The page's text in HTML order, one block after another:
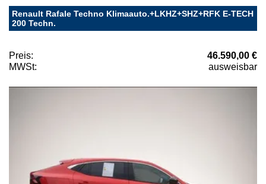
Renault Rafale Techno Klimaauto.+LKHZ+SHZ+RFK E-TECH
200 Techn.
Preis:
46.590,00 €
MWSt:
ausweisbar